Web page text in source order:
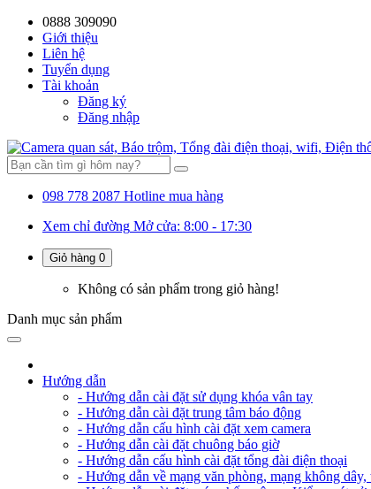
0888 309090
Giới thiệu
Liên hệ
Tuyển dụng
Tài khoản
Đăng ký
Đăng nhập
098 778 2087 Hotline mua hàng
Xem chỉ đường Mở cửa: 8:00 - 17:30
Giỏ hàng 0
Không có sản phẩm trong giỏ hàng!
Danh mục sản phẩm
Hướng dẫn
- Hướng dẫn cài đặt sử dụng khóa vân tay
- Hướng dẫn cài đặt trung tâm báo động
- Hướng dẫn cấu hình cài đặt xem camera
- Hướng dẫn cài đặt chuông báo giờ
- Hướng dẫn cấu hình cài đặt tổng đài điện thoại
- Hướng dẫn về mạng văn phòng, mạng không